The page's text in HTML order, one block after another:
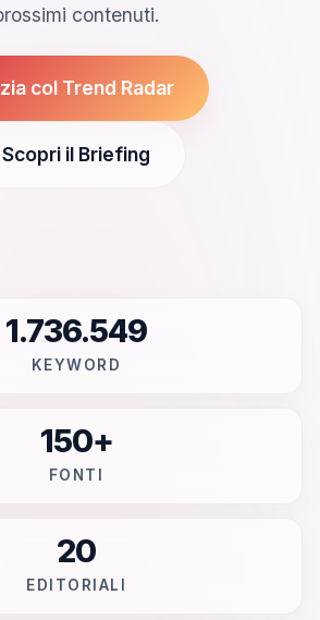
contenuti.
col Trend Radar
Scopri il Briefing
1.736.549
KEYWORD
150+
FONTI
20
EDITORIALI